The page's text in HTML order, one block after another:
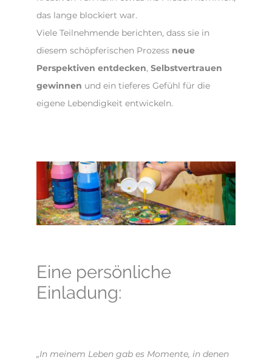
das lange blockiert war.
Viele Teilnehmende berichten, dass sie in
diesem schöpferischen Prozess neue
Perspektiven entdecken, Selbstvertrauen
gewinnen und ein tieferes Gefühl für die
eigene Lebendigkeit entwickeln.
Eine persönliche
Einladung:
„In meinem Leben gab es Momente, in denen